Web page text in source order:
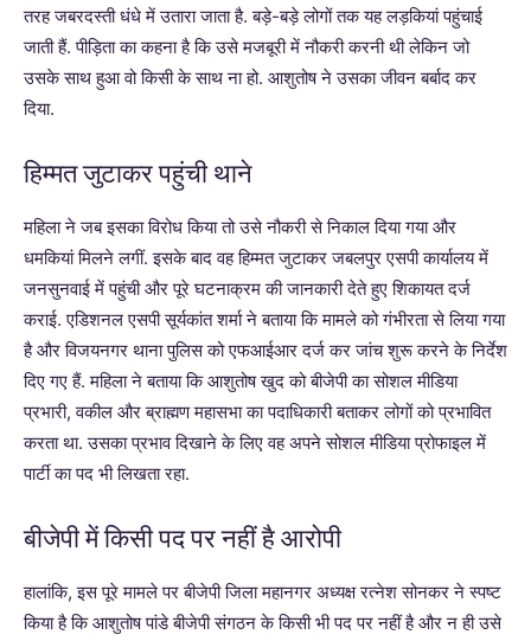
तरह जबरदस्ती धंधे में उतारा जाता है. बड़े-बड़े लोगों तक यह लड़कियां पहुंचाई
जाती हैं. पीड़िता का कहना है कि उसे मजबूरी में नौकरी करनी थी लेकिन जो
उसके साथ हुआ वो किसी के साथ ना हो. आशुतोष ने उसका जीवन बर्बाद कर
दिया.
हिम्मत जुटाकर पहुंची थाने
महिला ने जब इसका विरोध किया तो उसे नौकरी से निकाल दिया गया और
धमकियां मिलने लगीं. इसके बाद वह हिम्मत जुटाकर जबलपुर एसपी कार्यालय में
जनसुनवाई में पहुंची और पूरे घटनाक्रम की जानकारी देते हुए शिकायत दर्ज
कराई. एडिशनल एसपी सूर्यकांत शर्मा ने बताया कि मामले को गंभीरता से लिया गया
है और विजयनगर थाना पुलिस को एफआईआर दर्ज कर जांच शुरू करने के निर्देश
दिए गए हैं. महिला ने बताया कि आशुतोष खुद को बीजेपी का सोशल मीडिया
प्रभारी, वकील और ब्राह्मण महासभा का पदाधिकारी बताकर लोगों को प्रभावित
करता था. उसका प्रभाव दिखाने के लिए वह अपने सोशल मीडिया प्रोफाइल में
पार्टी का पद भी लिखता रहा.
बीजेपी में किसी पद पर नहीं है आरोपी
हालांकि, इस पूरे मामले पर बीजेपी जिला महानगर अध्यक्ष रत्नेश सोनकर ने स्पष्ट
किया है कि आशुतोष पांडे बीजेपी संगठन के किसी भी पद पर नहीं है और न ही उसे